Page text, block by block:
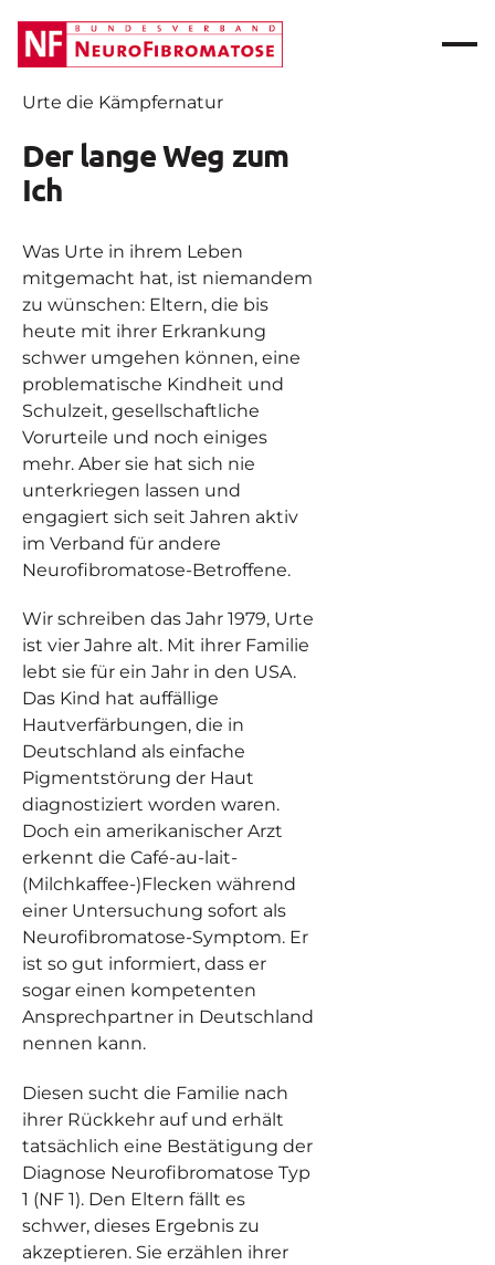
Urte die Kämpfernatur
Der lange Weg zum
Ich
Was Urte in ihrem Leben
mitgemacht hat, ist niemandem
zu wünschen: Eltern, die bis
heute mit ihrer Erkrankung
schwer umgehen können, eine
problematische Kindheit und
Schulzeit, gesellschaftliche
Vorurteile und noch einiges
mehr. Aber sie hat sich nie
unterkriegen lassen und
engagiert sich seit Jahren aktiv
im Verband für andere
Neurofibromatose-Betroffene.
Wir schreiben das Jahr 1979, Urte
ist vier Jahre alt. Mit ihrer Familie
lebt sie für ein Jahr in den USA.
Das Kind hat auffällige
Hautverfärbungen, die in
Deutschland als einfache
Pigmentstörung der Haut
diagnostiziert worden waren.
Doch ein amerikanischer Arzt
erkennt die Café-au-lait-
(Milchkaffee-)Flecken während
einer Untersuchung sofort als
Neurofibromatose-Symptom. Er
ist so gut informiert, dass er
sogar einen kompetenten
Ansprechpartner in Deutschland
nennen kann.
Diesen sucht die Familie nach
ihrer Rückkehr auf und erhält
tatsächlich eine Bestätigung der
Diagnose Neurofibromatose Typ
1 (NF 1). Den Eltern fällt es
schwer, dieses Ergebnis zu
akzeptieren. Sie erzählen ihrer